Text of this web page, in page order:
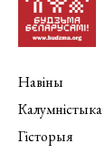
Навіны
Калумністыка
Гісторыя